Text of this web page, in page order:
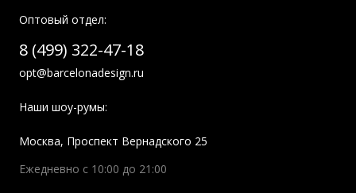
Оптовый отдел:
8 (499) 322-47-18
opt@barcelonadesign.ru
Наши шоу-румы:
Москва, Проспект Вернадского 25
Ежедневно с 10:00 до 21:00